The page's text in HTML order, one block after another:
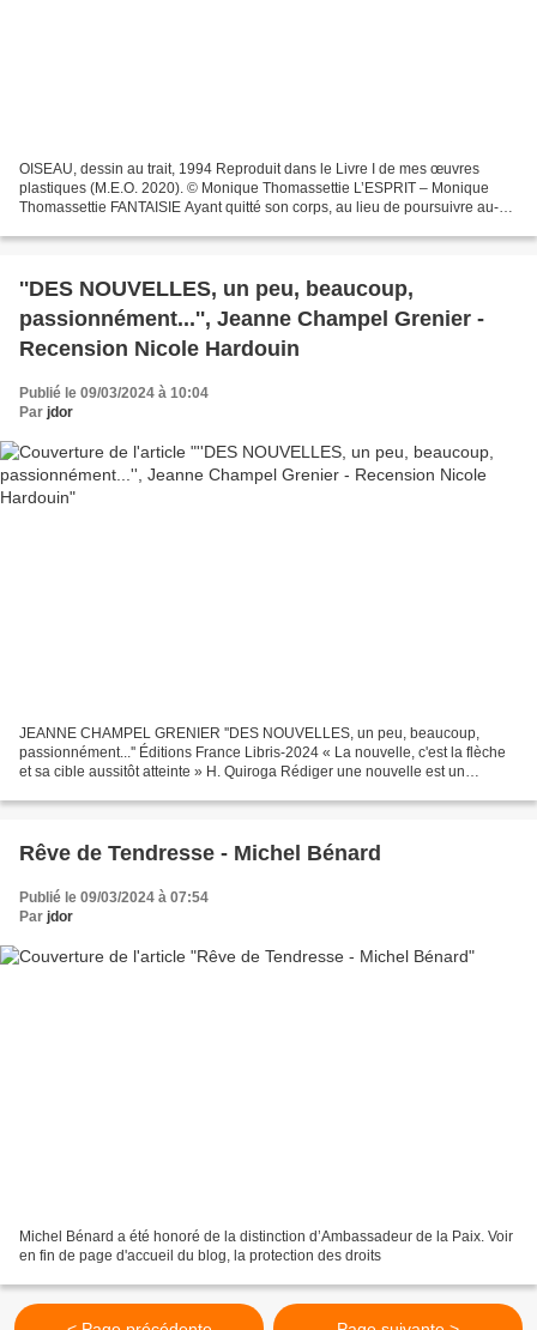
OISEAU, dessin au trait, 1994 Reproduit dans le Livre I de mes œuvres
plastiques (M.E.O. 2020). © Monique Thomassettie L’ESPRIT – Monique
Thomassettie FANTAISIE Ayant quitté son corps, au lieu de poursuivre au-
''DES NOUVELLES, un peu, beaucoup,
passionnément...'', Jeanne Champel Grenier -
Recension Nicole Hardouin
Publié le 09/03/2024 à 10:04
Par jdor
JEANNE CHAMPEL GRENIER ''DES NOUVELLES, un peu, beaucoup,
passionnément...'' Éditions France Libris-2024 « La nouvelle, c'est la flèche
et sa cible aussitôt atteinte » H. Quiroga Rédiger une nouvelle est un
Rêve de Tendresse - Michel Bénard
Publié le 09/03/2024 à 07:54
Par jdor
Michel Bénard a été honoré de la distinction d’Ambassadeur de la Paix. Voir
en fin de page d'accueil du blog, la protection des droits